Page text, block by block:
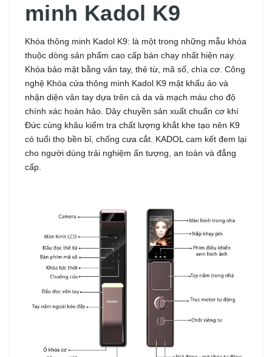
minh Kadol K9
Khóa thông minh Kadol K9: là một trong những mẫu khóa
thuộc dòng sản phẩm cao cấp bán chạy nhất hiện nay.
Khóa bảo mật bằng vân tay, thẻ từ, mã số, chìa cơ. Công
nghệ Khóa cửa thông minh Kadol K9 mật khẩu ảo và
nhận diện vân tay dựa trên cả da và mạch máu cho độ
chính xác hoàn hảo. Dây chuyền sản xuất chuẩn cơ khí
Đức cùng khâu kiểm tra chất lượng khắt khe tạo nên K9
có tuổi thọ bền bỉ, chống cưa cắt. KADOL cam kết đem lại
cho người dùng trải nghiệm ấn tượng, an toàn và đẳng
cấp.